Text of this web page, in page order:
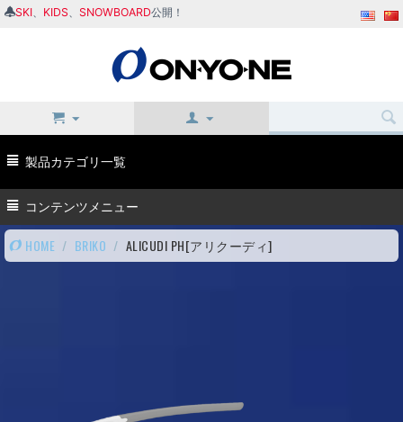
SKI KIDS SNOWBOARD公開！
製品カテゴリ一覧
コンテンツメニュー
HOME / BRIKO / ALICUDI PH[アリクーディ]